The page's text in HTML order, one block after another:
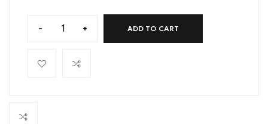
- + ADD TO CART